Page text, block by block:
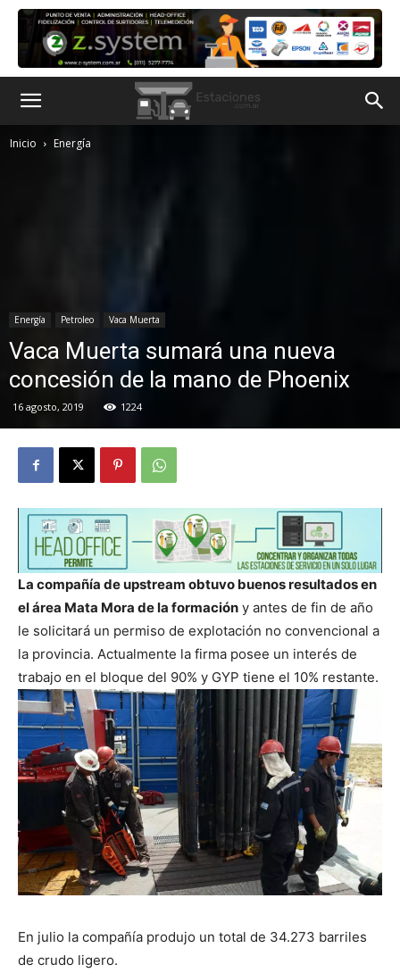
Inicio Energía
Energía Petroleo Vaca Muerta
Vaca Muerta sumará una nueva
concesión de la mano de Phoenix
16 agosto, 2019 1224
La compañía de upstream obtuvo buenos resultados en
el área Mata Mora de la formación y antes de fin de año
le solicitará un permiso de explotación no convencional a
la provincia. Actualmente la firma posee un interés de
trabajo en el bloque del 90% y GYP tiene el 10% restante.
En julio la compañía produjo un total de 34.273 barriles
de crudo ligero.